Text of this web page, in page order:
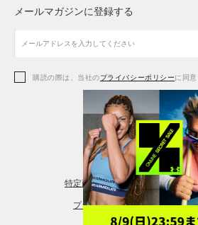
アクセサリー
アクセサリー
シューズ
アクセサリー
レギンス＆タイツ
シューズ
メールマガジンに登録する
購読の際は、当社のプライバシーポリシーに同意
特定商取引法に基づく通販の表記
プライバシーポリシー